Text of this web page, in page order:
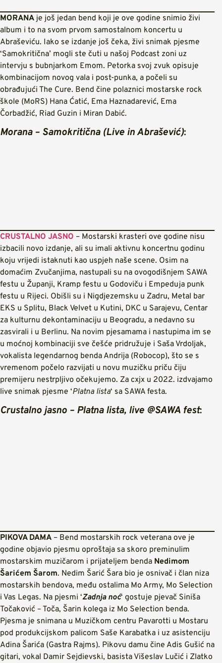
MORANA je još jedan bend koji je ove godine snimio živi
album i to na svom prvom samostalnom koncertu u
Abraševiću. Iako se izdanje još čeka, živi snimak pjesme
‘Samokritična’ mogli ste čuti u našoj Podcast zoni uz
intervju s bubnjarkom Emom. Petorka svoj zvuk opisuje
kombinacijom novog vala i post-punka, a počeli su
obrađujući The Cure. Bend čine polaznici mostarske rock
škole (MoRS) Hana Ćatić, Ema Haznadarević, Ema
Čorbadžić, Riad Guzin i Miran Dabić.
Morana – Samokritična (Live in Abrašević):
CRUSTALNO JASNO – Mostarski krasteri ove godine nisu
izbacili novo izdanje, ali su imali aktivnu koncertnu godinu
koju vrijedi istaknuti kao uspjeh naše scene. Osim na
domaćim Zvučanjima, nastupali su na ovogodišnjem SAWA
festu u Županji, Kramp festu u Godoviču i Empeduja punk
festu u Rijeci. Obišli su i Nigdjezemsku u Zadru, Metal bar
EKS u Splitu, Black Velvet u Kutini, DKC u Sarajevu, Centar
za kulturnu dekontaminaciju u Beogradu, a nedavno su
zasvirali i u Berlinu. Na novim pjesamama i nastupima im se
u moćnoj kombinaciji sve češće pridružuje i Saša Vrdoljak,
vokalista legendarnog benda Andrija (Robocop), što se s
vremenom počelo razvijati u novu muzičku priču čiju
premijeru nestrpljivo očekujemo. Za cxjx u 2022. izdvajamo
live snimak pjesme ‘Platna lista‘ sa SAWA festa.
Crustalno jasno – Platna lista, live @SAWA fest:
PIKOVA DAMA – Bend mostarskih rock veterana ove je
godine objavio pjesmu oproštaja sa skoro preminulim
mostarskim muzičarom i prijateljem benda Nedimom
Šarićem Šarom. Nedim Šarić Šara bio je osnivač i član niza
mostarskih bendova, među ostalima Mo Army, Mo Selection
i Vas Legas. Na pjesmi ‘Zadnja noć‘ gostuje pjevač Siniša
Točaković – Toča, Šarin kolega iz Mo Selection benda.
Pjesma je snimana u Muzičkom centru Pavarotti u Mostaru
pod produkcijskom palicom Saše Karabatka i uz asistenciju
Adina Šarića (Gastra Rajms). Pikovu damu čine Adis Gušić na
gitari, vokal Damir Sejdievski, basista Višeslav Lučić i Zlatko